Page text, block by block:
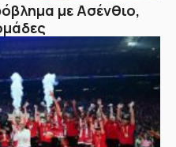
με Ασένθιο,